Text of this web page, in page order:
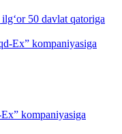
50 davlat qatoriga
kompaniyasiga